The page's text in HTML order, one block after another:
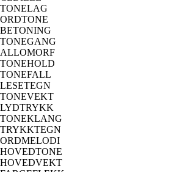
TONELAG
ORDTONE
BETONING
TONEGANG
ALLOMORF
TONEHOLD
TONEFALL
LESETEGN
TONEVEKT
LYDTRYKK
TONEKLANG
TRYKKTEGN
ORDMELODI
HOVEDTONE
HOVEDVEKT